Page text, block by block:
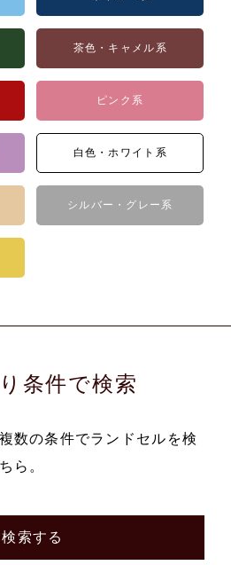
茶色・キャメル系
ピンク系
白色・ホワイト系
シルバー・グレー系
条件で検索
数の条件でランドセルを検
ら。
検索する